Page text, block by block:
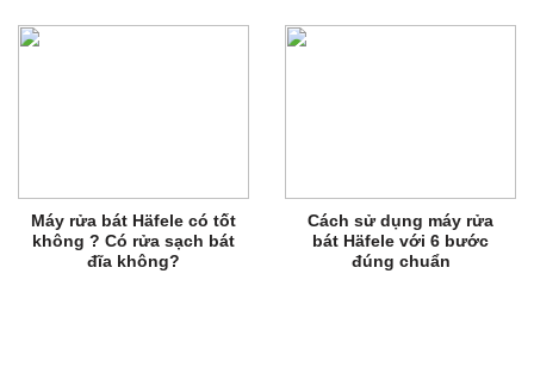
Máy rửa bát Häfele có tốt
không ? Có rửa sạch bát
đĩa không?
Cách sử dụng máy rửa
bát Häfele với 6 bước
đúng chuẩn